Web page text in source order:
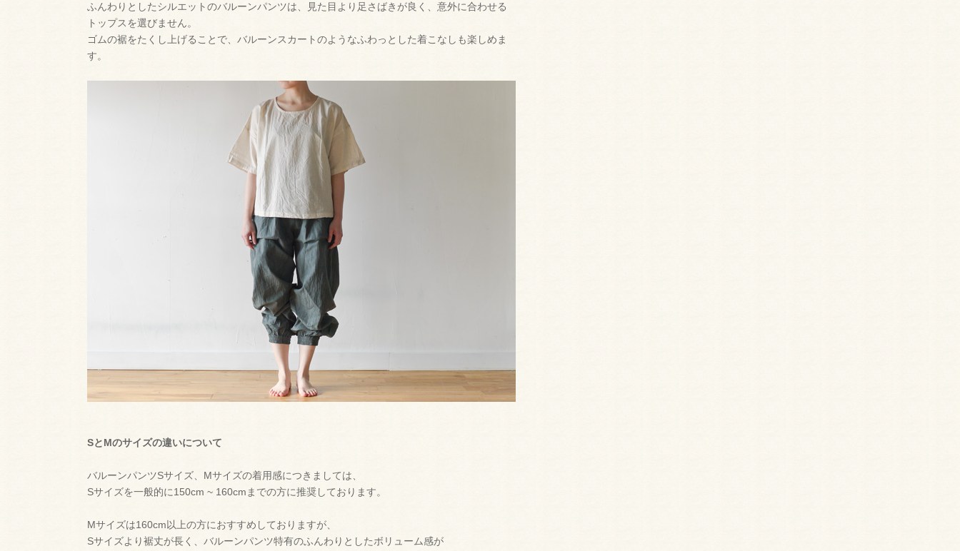
ふんわりとしたシルエットのバルーンパンツは、見た目より足さばきが良く、意外に合わせる
トップスを選びません。
ゴムの裾をたくし上げることで、バルーンスカートのようなふわっとした着こなしも楽しめま
す。
SとMのサイズの違いについて
バルーンパンツSサイズ、Mサイズの着用感につきましては、
Sサイズを一般的に150cm ~ 160cmまでの方に推奨しております。
Mサイズは160cm以上の方におすすめしておりますが、
Sサイズより裾丈が長く、バルーンパンツ特有のふんわりとしたボリューム感が